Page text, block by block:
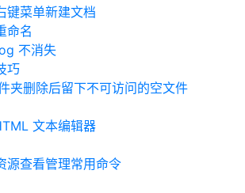
键菜单新建文档
命名
不消失
巧
夹删除后留下不可访问的空文件
文本编辑器
源查看管理常用命令